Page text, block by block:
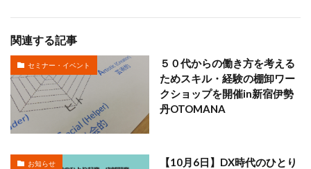
関連する記事
セミナー・イベント
５０代からの働き方を考える
ためスキル・経験の棚卸ワー
クショップを開催in新宿伊勢
丹OTOMANA
お知らせ
【10月6日】DX時代のひとり